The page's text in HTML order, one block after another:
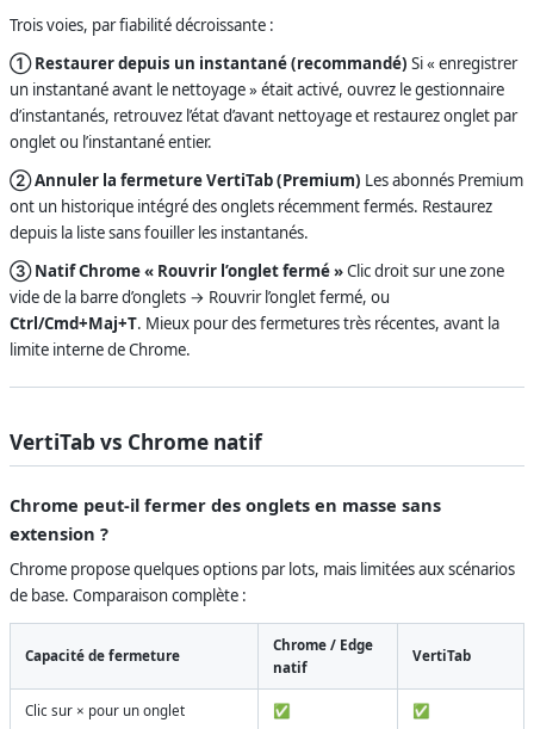
Trois voies, par fiabilité décroissante :
① Restaurer depuis un instantané (recommandé) Si « enregistrer
un instantané avant le nettoyage » était activé, ouvrez le gestionnaire
d’instantanés, retrouvez l’état d’avant nettoyage et restaurez onglet par
onglet ou l’instantané entier.
② Annuler la fermeture VertiTab (Premium) Les abonnés Premium
ont un historique intégré des onglets récemment fermés. Restaurez
depuis la liste sans fouiller les instantanés.
③ Natif Chrome « Rouvrir l’onglet fermé »Clic droit sur une zone
vide de la barre d’onglets → Rouvrir l’onglet fermé, ou
Ctrl/Cmd+Maj+T. Mieux pour des fermetures très récentes, avant la
limite interne de Chrome.
VertiTab vs Chrome natif
Chrome peut-il fermer des onglets en masse sans
extension ?
Chrome propose quelques options par lots, mais limitées aux scénarios
de base. Comparaison complète :
Capacité de fermeture
Chrome / Edge
natif
VertiTab
Clic sur × pour un onglet ✅ ✅